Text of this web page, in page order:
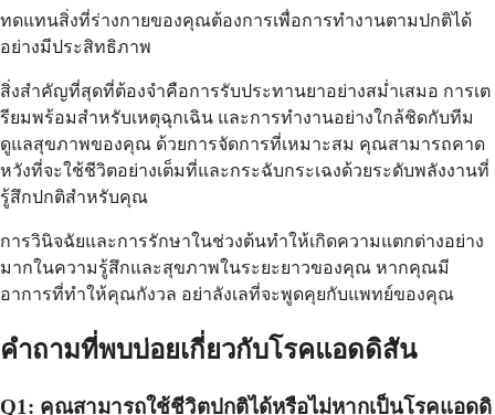
ทดแทนสิ่งที่ร่างกายของคุณต้องการเพื่อการทำงานตามปกติได้
อย่างมีประสิทธิภาพ
สิ่งสำคัญที่สุดที่ต้องจำคือการรับประทานยาอย่างสม่ำเสมอ การเต
รียมพร้อมสำหรับเหตุฉุกเฉิน และการทำงานอย่างใกล้ชิดกับทีม
ดูแลสุขภาพของคุณ ด้วยการจัดการที่เหมาะสม คุณสามารถคาด
หวังที่จะใช้ชีวิตอย่างเต็มที่และกระฉับกระเฉงด้วยระดับพลังงานที่
รู้สึกปกติสำหรับคุณ
การวินิจฉัยและการรักษาในช่วงต้นทำให้เกิดความแตกต่างอย่าง
มากในความรู้สึกและสุขภาพในระยะยาวของคุณ หากคุณมี
อาการที่ทำให้คุณกังวล อย่าลังเลที่จะพูดคุยกับแพทย์ของคุณ
คำถามที่พบบ่อยเกี่ยวกับโรคแอดดิสัน
Q1: คุณสามารถใช้ชีวิตปกติได้หรือไม่หากเป็นโรคแอดดิ